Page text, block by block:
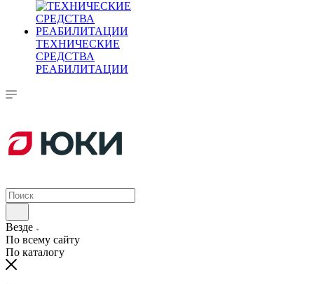
ТЕХНИЧЕСКИЕ
СРЕДСТВА
РЕАБИЛИТАЦИИ
Везде
По всему сайту
По каталогу